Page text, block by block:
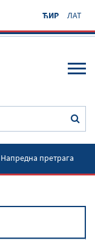
ЋИР ЛАТ
Напредна претрага